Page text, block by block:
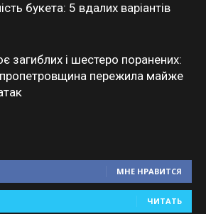
букета: 5 вдалих варіантів
загиблих і шестеро поранених:
пережила майже
МНЕ НРАВИТСЯ
ЧИТАТЬ